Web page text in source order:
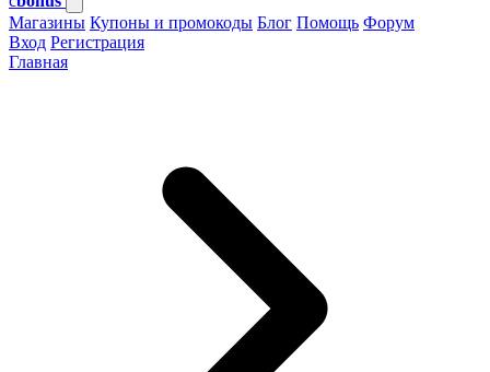
Магазины Купоны и промокоды Блог Помощь Форум
Вход Регистрация
Главная